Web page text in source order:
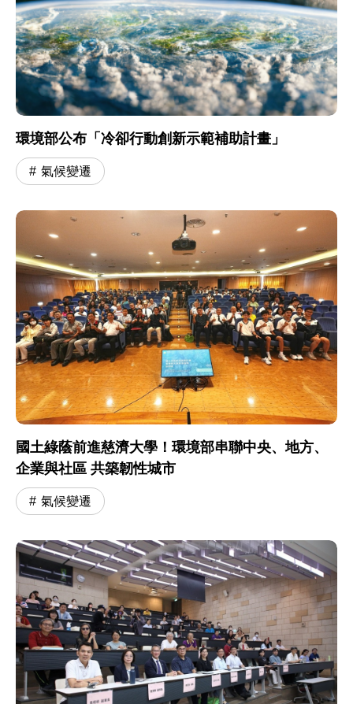
環境部公布「冷卻行動創新示範補助計畫」
氣候變遷
國土綠蔭前進慈濟大學！環境部串聯中央、地方、
企業與社區 共築韌性城市
氣候變遷